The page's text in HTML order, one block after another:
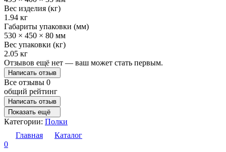
Вес изделия (кг)
1.94 кг
Габариты упаковки (мм)
530 × 450 × 80 мм
Вес упаковки (кг)
2.05 кг
Отзывов ещё нет — ваш может стать первым.
Написать отзыв
Все отзывы 0
общий рейтинг
Написать отзыв
Показать ещё
Категории: Полки
Главная
Каталог
0